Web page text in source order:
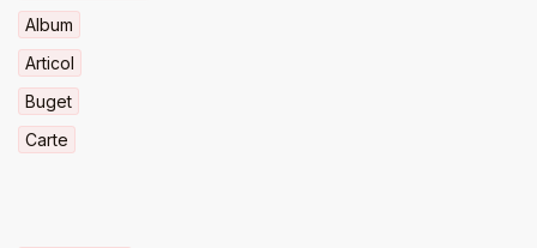
Album
Articol
Buget
Carte